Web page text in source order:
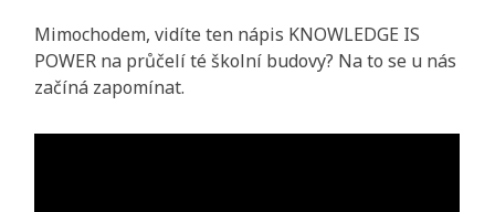
Mimochodem, vidíte ten nápis KNOWLEDGE IS
POWER na průčelí té školní budovy? Na to se u nás
začíná zapomínat.